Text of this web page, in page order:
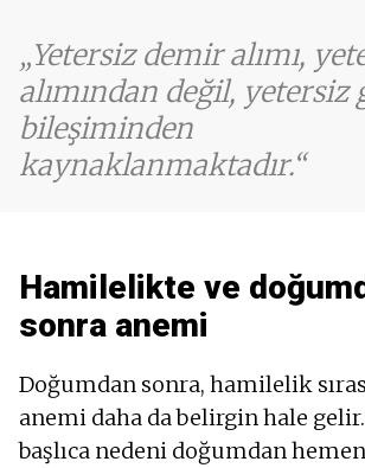
Yetersiz demir alımı,
alımından değil, yetersiz
bileşiminden
kaynaklanmaktadır.
Hamilelikte ve
sonra anemi
Doğumdan sonra, hamilelik
anemi daha da belirgin hale
başlıca nedeni doğumdan